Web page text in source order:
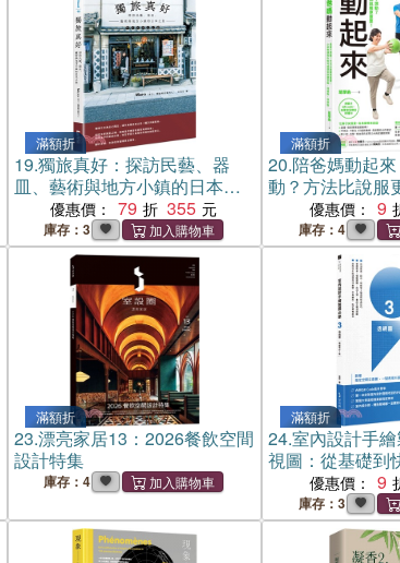
滿額折
19.獨旅真好：探訪民藝、器
皿、藝術與地方小鎮的日本之
優惠價： 79 355
庫存：3
滿額折
20.陪爸媽動起
動？方法比說服
教練教你如何讓
動、持續動、快
優惠價： 9
庫存：4
滿額折
23.漂亮家居13：2026餐飲空間
設計特集
庫存：4
滿額折
24.室內設計手
視圖：從基礎到
細步驟拆解，徹
法【暢銷增訂3
優惠價： 9
庫存：3